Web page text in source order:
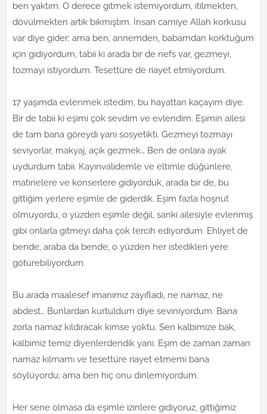
ben yaktım. O derece gitmek istemiyordum, itilmekten,
dövülmekten artık bıkmıştım. İnsan camiye Allah korkusu
var diye gider; ama ben, annemden, babamdan korktuğum
için gidiyordum, tabii ki arada bir de nefs var, gezmeyi,
tozmayı istiyordum. Tesettüre de riayet etmiyordum.
17 yaşımda evlenmek istedim, bu hayattan kaçayım diye.
Bir de tabii ki eşimi çok sevdim ve evlendim. Eşimin ailesi
de tam bana göreydi yani sosyetikti. Gezmeyi tozmayı
seviyorlar, makyaj, açık gezmek… Ben de onlara ayak
uydurdum tabii. Kayınvalidemle ve eltimle düğünlere,
matinelere ve konserlere gidiyorduk, arada bir de, bu
gittiğim yerlere eşimle de giderdik. Eşim fazla hoşnut
olmuyordu, o yüzden eşimle değil, sanki ailesiyle evlenmiş
gibi onlarla gitmeyi daha çok tercih ediyordum. Ehliyet de
bende, araba da bende, o yüzden her istedikleri yere
götürebiliyordum.
Bu arada maalesef imanımız zayıfladı, ne namaz, ne
abdest… Bunlardan kurtuldum diye seviniyordum. Bana
zorla namaz kıldıracak kimse yoktu. Sen kalbimize bak,
kalbimiz temiz diyenlerdendik yani. Eşim de zaman zaman
namaz kılmamı ve tesettüre riayet etmemi bana
söylüyordu; ama ben hiç onu dinlemiyordum.
Her sene olmasa da eşimle izinlere gidiyoruz, gittiğimiz